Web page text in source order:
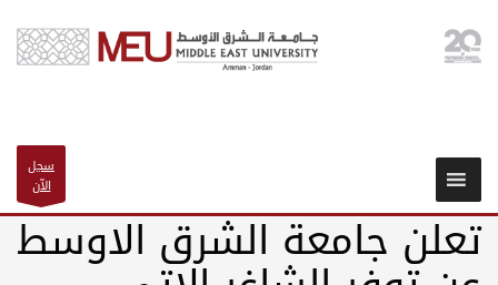
سجل
الآن
تعلن جامعة الشرق الاوسط